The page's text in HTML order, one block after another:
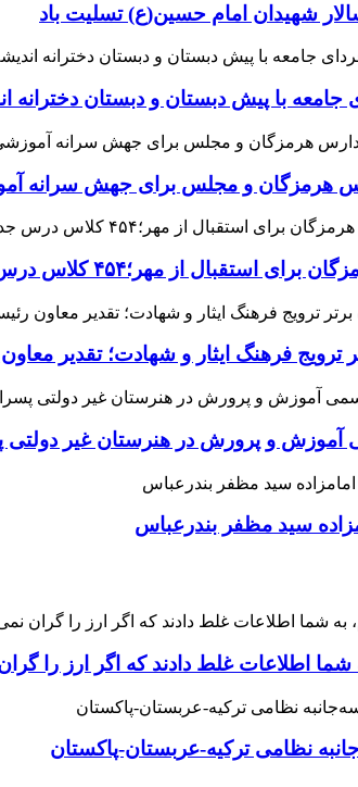
شهیدان امام حسین(ع) تسلیت باد
جامعه با پیش دبستان و دبستان دخترانه
و مجلس برای جهش سرانه آموزشی شرق استان/
کلاس درس جدید به فضای آموزشی استان افزوده می‌شود
ترویج فرهنگ ایثار و شهادت؛ تقدیر
و پرورش در هنرستان غیر دولتی
سید مظفر بندرعباس
شما اطلاعات غلط دادند که اگر ارز را
نظامی ترکیه-عربستان-پاکستان